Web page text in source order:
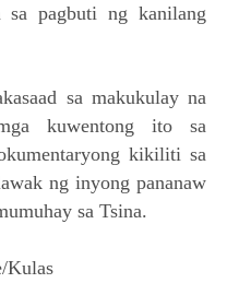
sa pagbuti ng kanilang
sa makukulay na
kuwentong ito sa
kikiliti sa
ng inyong pananaw
sa Tsina.
Kulas